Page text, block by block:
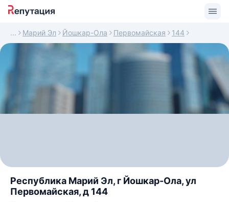
Марий Эл Йошкар-Ола Первомайская 144
Республика Марий Эл, г Йошкар-Ола, ул
Первомайская, д 144